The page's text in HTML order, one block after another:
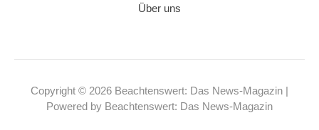
Über uns
Copyright © 2026 Beachtenswert: Das News-Magazin |
Powered by Beachtenswert: Das News-Magazin